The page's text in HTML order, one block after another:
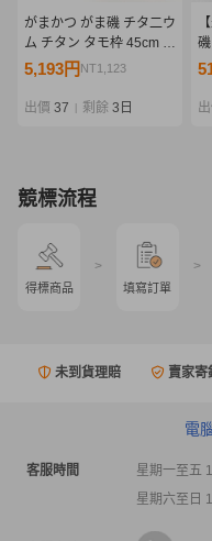
がまかつ がま磯 チタ二ウ
ム チタン タモ枠 45cm タ
モ網付 タモケース付属
5,193円 NT1,123
出價 37 剩餘 3日
競標流程
得標商品
>
填寫訂單
>
未到貨理賠 賣家寄
電
客服時間
星期一至五
星期六至日